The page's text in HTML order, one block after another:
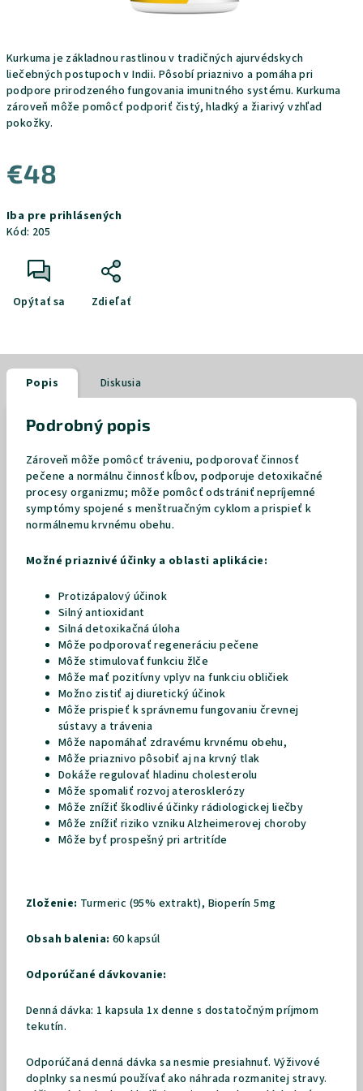
Kurkumaje základnou rastlinou v tradičných ajurvédskych
liečebných postupoch v Indii. Pôsobí priaznivo a pomáha pri
podpore prirodzeného fungovania imunitného systému. Kurkuma
zároveň môže pomôcť podporiť čistý, hladký a žiarivý vzhľad
pokožky.
€48
cena:
Iba pre prihlásených
Kód: 205
Opýtať sa Zdieľať
Popis Diskusia
Podrobný popis
Zároveň môže pomôcť tráveniu, podporovať činnosť
pečene a normálnu činnosť kĺbov, podporuje detoxikačné
procesy organizmu; môže pomôcť odstrániť nepríjemné
symptómy spojené s menštruačným cyklom a prispieť k
normálnemu krvnému obehu.
Možné priaznivé účinky a oblasti aplikácie:
Protizápalový účinok
Silný antioxidant
Silná detoxikačná úloha
Môže podporovať regeneráciu pečene
Môže stimulovať funkciu žlče
Môže mať pozitívny vplyv na funkciu obličiek
Možno zistiť aj diuretický účinok
Môže prispieť k správnemu fungovaniu črevnej
sústavy a trávenia
Môže napomáhať zdravému krvnému obehu,
Môže priaznivo pôsobiť aj na krvný tlak
Dokáže regulovať hladinu cholesterolu
Môže spomaliť rozvoj aterosklerózy
Môže znížiť škodlivé účinky rádiologickej liečby
Môže znížiť riziko vzniku Alzheimerovej choroby
Môže byť prospešný pri artritíde
Zloženie: Turmeric (95% extrakt), Bioperín 5mg
Obsah balenia: 60 kapsúl
Odporúčané dávkovanie:
Denná dávka: 1 kapsula 1x denne s dostatočným príjmom
tekutín.
Odporúčaná denná dávka sa nesmie presiahnuť. Výživové
doplnky sa nesmú používať ako náhrada rozmanitej stravy.